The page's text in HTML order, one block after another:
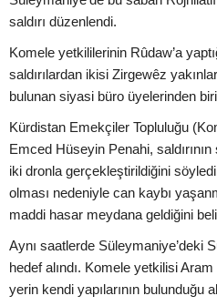
saldırı düzenlendi.
Komele yetkililerinin Rûdaw’a
saldırılardan ikisi Zirgewêz
bulunan siyasi büro üyelerinden
Kürdistan Emekçiler Topluluğu
Emced Hüseyin Penahi,
iki dronla gerçekleştirildiğini
olması nedeniyle can kaybı
maddi hasar meydana geldiğini
Aynı saatlerde Süleymaniye’deki
hedef alındı. Komele yetkilisi
yerin kendi yapılarının bulunduğu